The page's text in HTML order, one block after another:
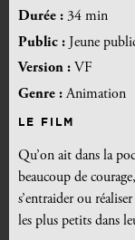
Durée : 34 min
Public : Jeune
Version : VF
Genre :Animation
LE FILM
Qu’on ait dans la
beaucoup de
s’entraider ou
les plus petits dans